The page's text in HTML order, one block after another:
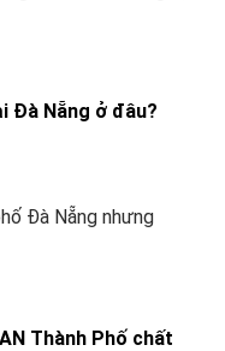
Đà Nẵng ở đâu?
Đà Nẵng nhưng
Thành Phố chất